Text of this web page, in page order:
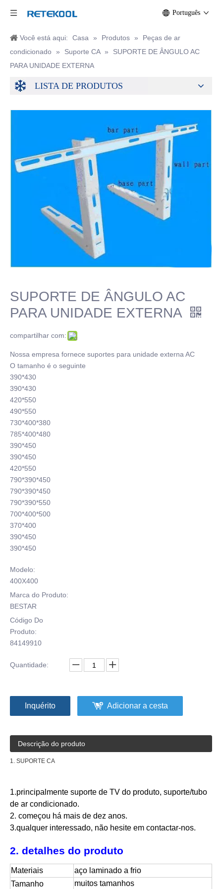
Português
Você está aqui: Casa » Produtos »
Peças de ar
condicionado » Suporte CA »
SUPORTE DE ÂNGULO AC
PARA UNIDADE EXTERNA
LISTA DE PRODUTOS
SUPORTE DE ÂNGULO AC
PARA UNIDADE EXTERNA
compartilhar com:
Nossa empresa fornece suportes para unidade externa AC
O tamanho é o seguinte
390*430
390*430
420*550
490*550
730*400*380
785*400*480
390*450
390*450
420*550
790*390*450
790*390*450
790*390*550
700*400*500
370*400
390*450
390*450
Modelo:
400X400
Marca do Produto:
BESTAR
Código Do
Produto:
84149910
Quantidade:
Inquérito Adicionar a cesta
Descrição do produto
1. SUPORTE CA
1.principalmente suporte de TV do produto, suporte/tubo
de ar condicionado.
2. começou há mais de dez anos.
3.qualquer interessado, não hesite em contactar-nos.
2. detalhes do produto
Materiais
aço laminado a frio
Tamanho
muitos tamanhos